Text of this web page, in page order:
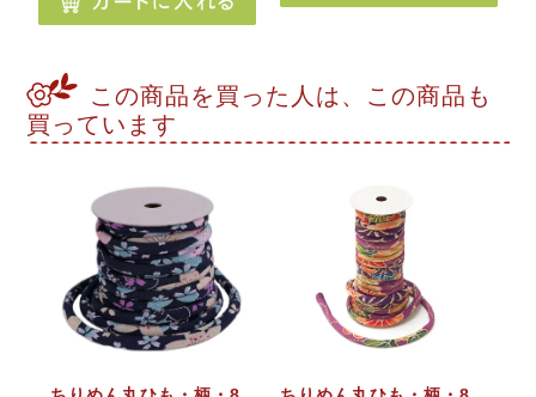
この商品を買った人は、この商品も
買っています